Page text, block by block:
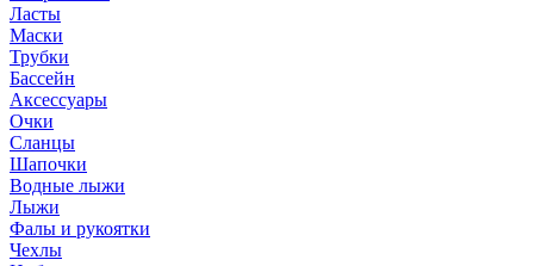
Ласты
Маски
Трубки
Бассейн
Аксессуары
Очки
Сланцы
Шапочки
Водные лыжи
Лыжи
Фалы и рукоятки
Чехлы